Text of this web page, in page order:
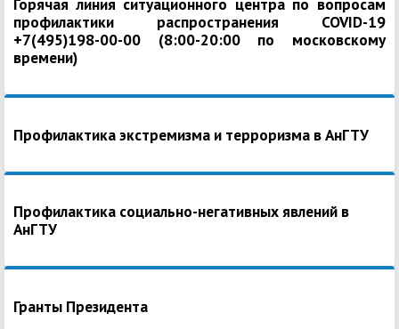
профилактики распространения COVID-19
+7(495)198-00-00 (8:00-20:00 по московскому
времени)
Профилактика экстремизма и терроризма в АнГТУ
Профилактика социально-негативных явлений в
АнГТУ
Гранты Президента